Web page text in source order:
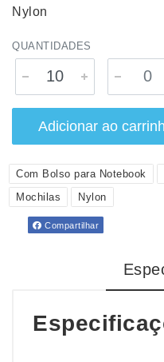
Nylon
QUANTIDADES
Adicionar ao
Com Bolso para Notebook
Mochilas
Nylon
Compartilhar